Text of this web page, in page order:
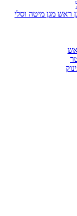
ראש מגן מיטה וסלי